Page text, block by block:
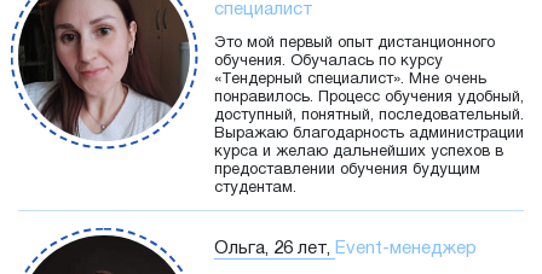
специалист
Это мой первый опыт дистанционного
обучения. Обучалась по курсу
«Тендерный специалист». Мне очень
понравилось. Процесс обучения удобный,
доступный, понятный, последовательный.
Выражаю благодарность администрации
курса и желаю дальнейших успехов в
предоставлении обучения будущим
студентам.
Ольга, 26 лет, Event-менеджер